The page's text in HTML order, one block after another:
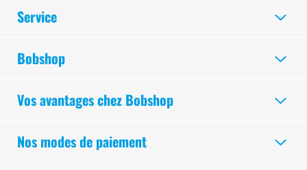
Service
Bobshop
Vos avantages chez Bobshop
Nos modes de paiement